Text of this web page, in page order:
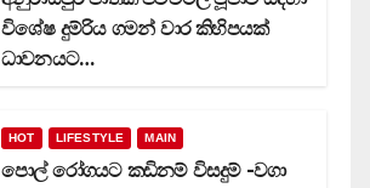
විශේෂ දුම්රිය ගමන් වාර කිහිපයක්
ධාවනයට…
HOT LIFESTYLE MAIN
පොල් රෝගයට කඩිනම් විසදුම් -වගා